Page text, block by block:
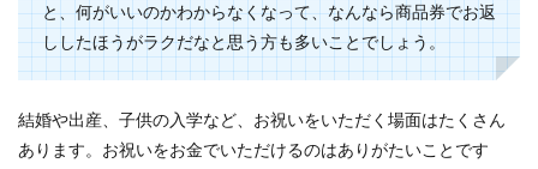
結婚式で荷物を預けるクロークの活用
法とサブバッグの選び方
遠方での結婚式の場合には、荷物が多くなること
もあります。結婚式の会場にたくさんの荷物を持
と、何がいいのかわからなくなって、なんなら商品券でお返
ししたほうがラクだなと思う方も多いことでしょう。
結婚や出産、子供の入学など、お祝いをいただく場面はたくさん
あります。お祝いをお金でいただけるのはありがたいことです